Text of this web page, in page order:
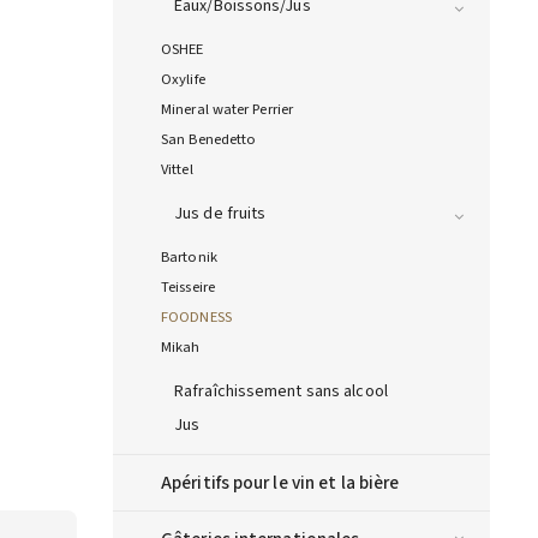
Eaux/Boissons/Jus
OSHEE
Oxylife
Mineral water Perrier
San Benedetto
Vittel
Jus de fruits
Bartonik
Teisseire
FOODNESS
Mikah
Rafraîchissement sans alcool
Jus
Apéritifs pour le vin et la bière